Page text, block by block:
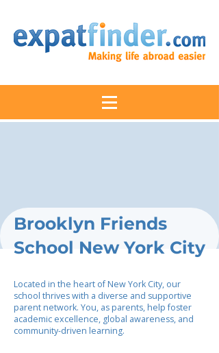
Brooklyn Friends
School New York City
Located in the heart of New York City, our
school thrives with a diverse and supportive
parent network. You, as parents, help foster
academic excellence, global awareness, and
community-driven learning.